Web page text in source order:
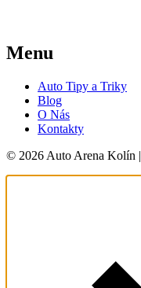
Menu
Auto Tipy a Triky
Blog
O Nás
Kontakty
© 2026 Auto Arena Kolín |